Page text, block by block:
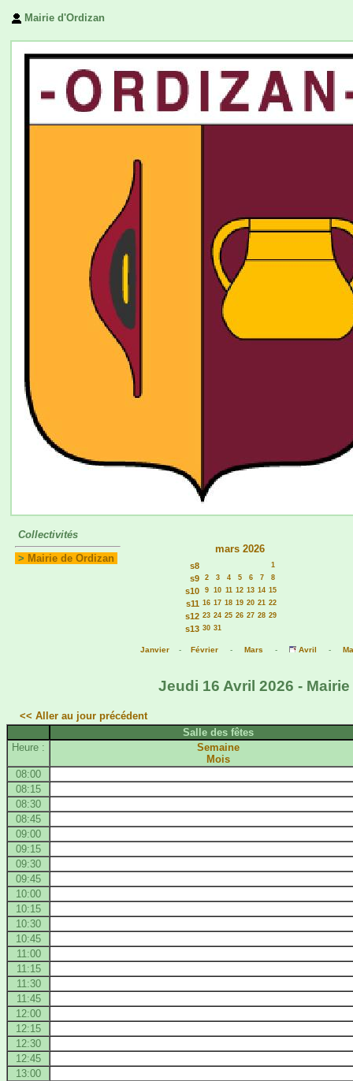
Mairie d'Ordizan
Collectivités
> Mairie de Ordizan
mars 2026
s8 1
s9 2 3 4 5 6 7 8
s10 9 10 11 12 13 14 15
s11 16 17 18 19 20 21 22
s12 23 24 25 26 27 28 29
s13 30 31
Janvier - Février - Mars - Avril -
Jeudi 16 Avril 2026 -
<< Aller au jour précédent
Salle des fêtes
Heure :
Semaine
Mois
08:00
08:15
08:30
08:45
09:00
09:15
09:30
09:45
10:00
10:15
10:30
10:45
11:00
11:15
11:30
11:45
12:00
12:15
12:30
12:45
13:00